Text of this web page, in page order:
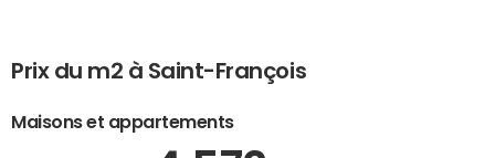
Prix du m2 à Saint-François
Maisons et appartements